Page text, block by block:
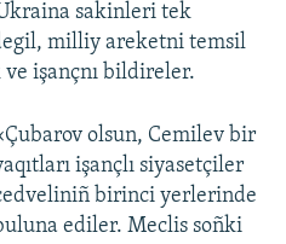
sakinleri tek
milliy areketni temsil
işançnı bildireler.
olsun, Cemilev bir
işançlı siyasetçiler
birinci yerlerinde
ediler. Meclis soñki